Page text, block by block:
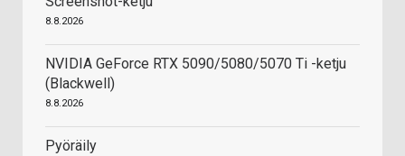
8.8.2026
NVIDIA GeForce RTX 5090/5080/5070 Ti -ketju
(Blackwell)
8.8.2026
Pyöräily